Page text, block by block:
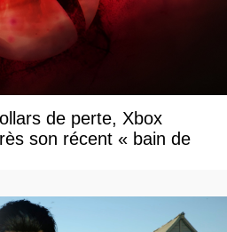
de perte, Xbox
son récent « bain de